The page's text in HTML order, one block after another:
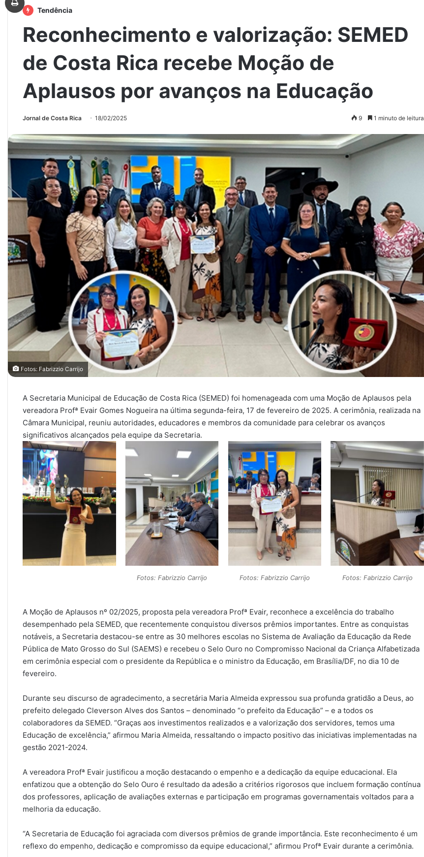
Tendência
Reconhecimento e valorização: SEMED
de Costa Rica recebe Moção de
Aplausos por avanços na Educação
Jornal de Costa Rica 18/02/2025 9 1 minuto de leitura
Fotos: Fabrizzio Carrijo
A Secretaria Municipal de Educação de Costa Rica (SEMED) foi homenageada com uma Moção de Aplausos pela
vereadora Profª Evair Gomes Nogueira na última segunda-feira, 17 de fevereiro de 2025. A cerimônia, realizada na
Câmara Municipal, reuniu autoridades, educadores e membros da comunidade para celebrar os avanços
significativos alcançados pela equipe da Secretaria.
Fotos: Fabrizzio Carrijo Fotos: Fabrizzio Carrijo Fotos: Fabrizzio Carrijo
A Moção de Aplausos nº 02/2025, proposta pela vereadora Profª Evair, reconhece a excelência do trabalho
desempenhado pela SEMED, que recentemente conquistou diversos prêmios importantes. Entre as conquistas
notáveis, a Secretaria destacou-se entre as 30 melhores escolas no Sistema de Avaliação da Educação da Rede
Pública de Mato Grosso do Sul (SAEMS) e recebeu o Selo Ouro no Compromisso Nacional da Criança Alfabetizada
em cerimônia especial com o presidente da República e o ministro da Educação, em Brasília/DF, no dia 10 de
fevereiro.
Durante seu discurso de agradecimento, a secretária Maria Almeida expressou sua profunda gratidão a Deus, ao
prefeito delegado Cleverson Alves dos Santos – denominado “o prefeito da Educação” – e a todos os
colaboradores da SEMED. “Graças aos investimentos realizados e a valorização dos servidores, temos uma
Educação de excelência,” afirmou Maria Almeida, ressaltando o impacto positivo das iniciativas implementadas na
gestão 2021-2024.
A vereadora Profª Evair justificou a moção destacando o empenho e a dedicação da equipe educacional. Ela
enfatizou que a obtenção do Selo Ouro é resultado da adesão a critérios rigorosos que incluem formação contínua
dos professores, aplicação de avaliações externas e participação em programas governamentais voltados para a
melhoria da educação.
“A Secretaria de Educação foi agraciada com diversos prêmios de grande importância. Este reconhecimento é um
reflexo do empenho, dedicação e compromisso da equipe educacional,” afirmou Profª Evair durante a cerimônia.